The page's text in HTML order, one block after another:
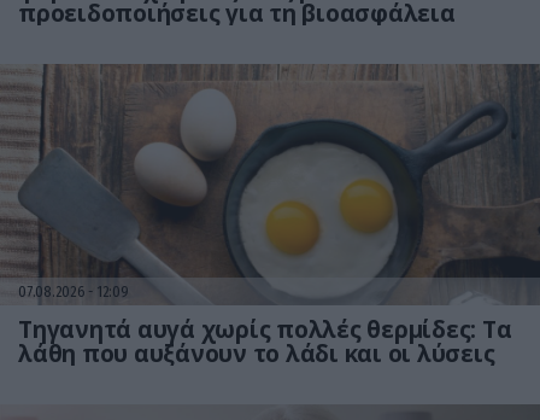
προειδοποιήσεις για τη βιοασφάλεια
07.08.2026 12:09
Τηγανητά αυγά χωρίς πολλές θερμίδες: Τα
λάθη που αυξάνουν το λάδι και οι λύσεις